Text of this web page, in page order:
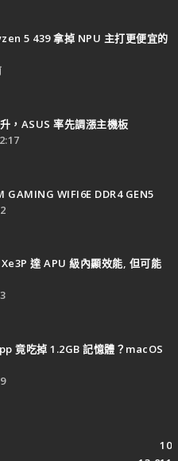
5 439 拿掉 NPU 主打更便宜的
，ASUS 率先調漲主機板
GAMING WIFI6E DDR4 GEN5
達 APU 級內顯效能, 但可能
竟吃掉 1.2GB 記憶體？macOS
10